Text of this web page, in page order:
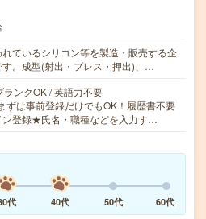
ているシリコン等を製造・販売する企
。成型(射出・プレス・押出)、…
ランクOK / 英語力不要
は事前登録だけでもOK！履歴書不要
ン登録★氏名・職種などを入力す…
代 40代 50代 60代